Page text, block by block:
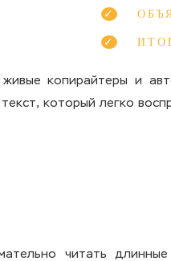
живые копирайтеры и
который легко
читать